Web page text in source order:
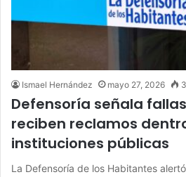
Ismael Hernández mayo 27, 2026
Defensoría señala
reciben reclamos
instituciones públicas
La Defensoría de los Habitantes